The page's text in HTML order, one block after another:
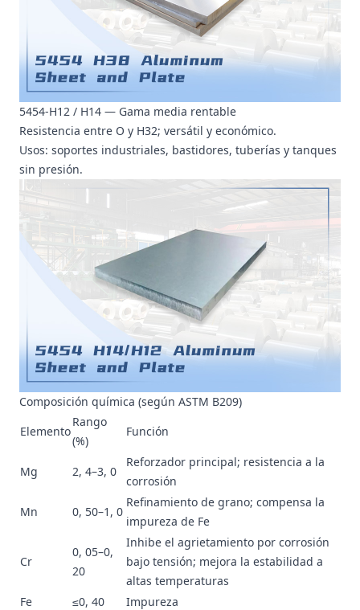
5454-H12 / H14 — Gama media rentable
Resistencia entre O y H32; versátil y económico.
Usos: soportes industriales, bastidores, tuberías y tanques
sin presión.
Composición química (según ASTM B209)
Elemento
Rango
(%)
Función
Mg 2, 4–3, 0
Reforzador principal; resistencia a la
corrosión
Mn
0, 50–1, 0
Refinamiento de grano; compensa la
impureza de Fe
Cr
0, 05–0,
20
Inhibe el agrietamiento por corrosión
bajo tensión; mejora la estabilidad a
altas temperaturas
Fe
≤0, 40
Impureza